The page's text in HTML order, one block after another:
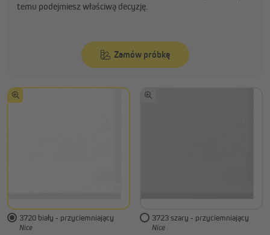
temu podejmiesz właściwą decyzję.
Zamów próbkę
3720 biały - przyciemniający
Nice
3723 szary - przyciemniający
Nice